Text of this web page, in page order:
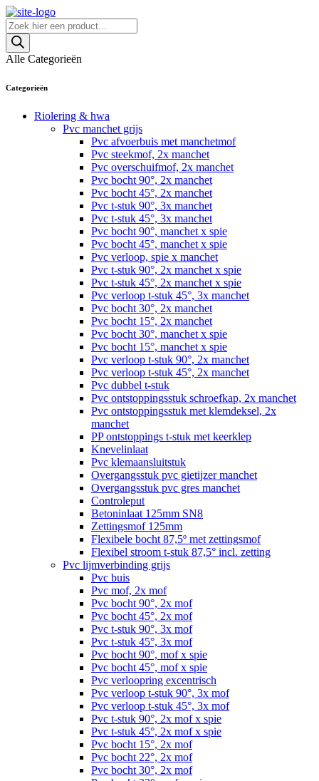
Skip
to
content
Producten
zoeken
Alle Categorieën
Categorieën
Riolering & hwa
Pvc manchet grijs
Pvc afvoerbuis met manchetmof
Pvc steekmof, 2x manchet
Pvc overschuifmof, 2x manchet
Pvc bocht 90°, 2x manchet
Pvc bocht 45°, 2x manchet
Pvc t-stuk 90°, 3x manchet
Pvc t-stuk 45°, 3x manchet
Pvc bocht 90°, manchet x spie
Pvc bocht 45°, manchet x spie
Pvc verloop, spie x manchet
Pvc t-stuk 90°, 2x manchet x spie
Pvc t-stuk 45°, 2x manchet x spie
Pvc verloop t-stuk 45°, 3x manchet
Pvc bocht 30°, 2x manchet
Pvc bocht 15°, 2x manchet
Pvc bocht 30°, manchet x spie
Pvc bocht 15°, manchet x spie
Pvc verloop t-stuk 90°, 2x manchet
Pvc verloop t-stuk 45°, 2x manchet
Pvc dubbel t-stuk
Pvc ontstoppingsstuk schroefkap, 2x manchet
Pvc ontstoppingsstuk met klemdeksel, 2x
manchet
PP ontstoppings t-stuk met keerklep
Knevelinlaat
Pvc klemaansluitstuk
Overgangsstuk pvc gietijzer manchet
Overgangsstuk pvc gres manchet
Controleput
Betoninlaat 125mm SN8
Zettingsmof 125mm
Flexibele bocht 87,5º met zettingsmof
Flexibel stroom t-stuk 87,5° incl. zetting
Pvc lijmverbinding grijs
Pvc buis
Pvc mof, 2x mof
Pvc bocht 90°, 2x mof
Pvc bocht 45°, 2x mof
Pvc t-stuk 90°, 3x mof
Pvc t-stuk 45°, 3x mof
Pvc bocht 90°, mof x spie
Pvc bocht 45°, mof x spie
Pvc verloopring excentrisch
Pvc verloop t-stuk 90°, 3x mof
Pvc verloop t-stuk 45°, 3x mof
Pvc t-stuk 90°, 2x mof x spie
Pvc t-stuk 45°, 2x mof x spie
Pvc bocht 15°, 2x mof
Pvc bocht 22°, 2x mof
Pvc bocht 30°, 2x mof